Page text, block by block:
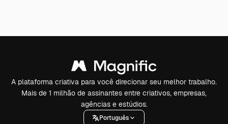
A plataforma criativa para você direcionar seu melhor trabalho.
Mais de 1 milhão de assinantes entre criativos, empresas,
agências e estúdios.
Português